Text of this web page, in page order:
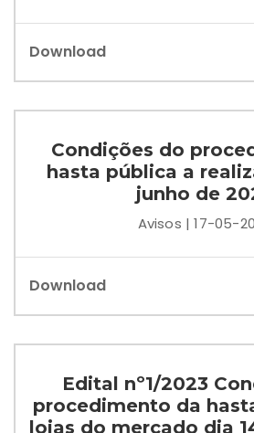
Download
Condições do
hasta pública a
junho de
Avisos | 17-05-
Download
Edital nº1/2023
procedimento da
lojas do mercado dia